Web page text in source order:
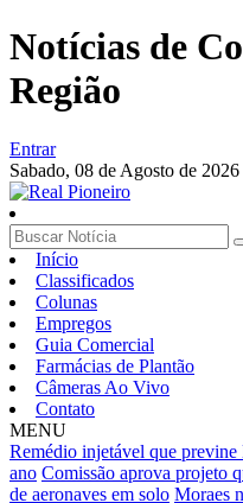
Notícias de
Região
Entrar
Sabado, 08 de Agosto de 2026
Início
Classificados
Colunas
Empregos
Guia Comercial
Farmácias de Plantão
Câmeras Ao Vivo
Contato
MENU
Remédio injetável que
ano Comissão aprova projeto
de aeronaves em solo Moraes